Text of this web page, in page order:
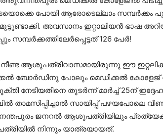
പോയി ആരോടെല്ലാം സമ്പര്‍ക്കം
അവസാനം ഇറ്റാലിയന്‍ ഭാഷ
സമ്പര്‍ക്കത്തിലേര്‍പ്പെട്ടത് 126 പേര്‍!
ആശുപത്രിവാസമായിരുന്നു ഈ
ബോര്‍ഡിനു പോലും മെഡിക്കല്‍ കോളേജ്
നേടിയതിനെ തുടര്‍ന്ന് മാര്‍ച്ച് 25ന്
താമസിപ്പിച്ചാല്‍ സായിപ്പ്
ജനറല്‍ ആശുപത്രിയിലും പ്രത്യേക
നിന്നും യാത്രയായത്.